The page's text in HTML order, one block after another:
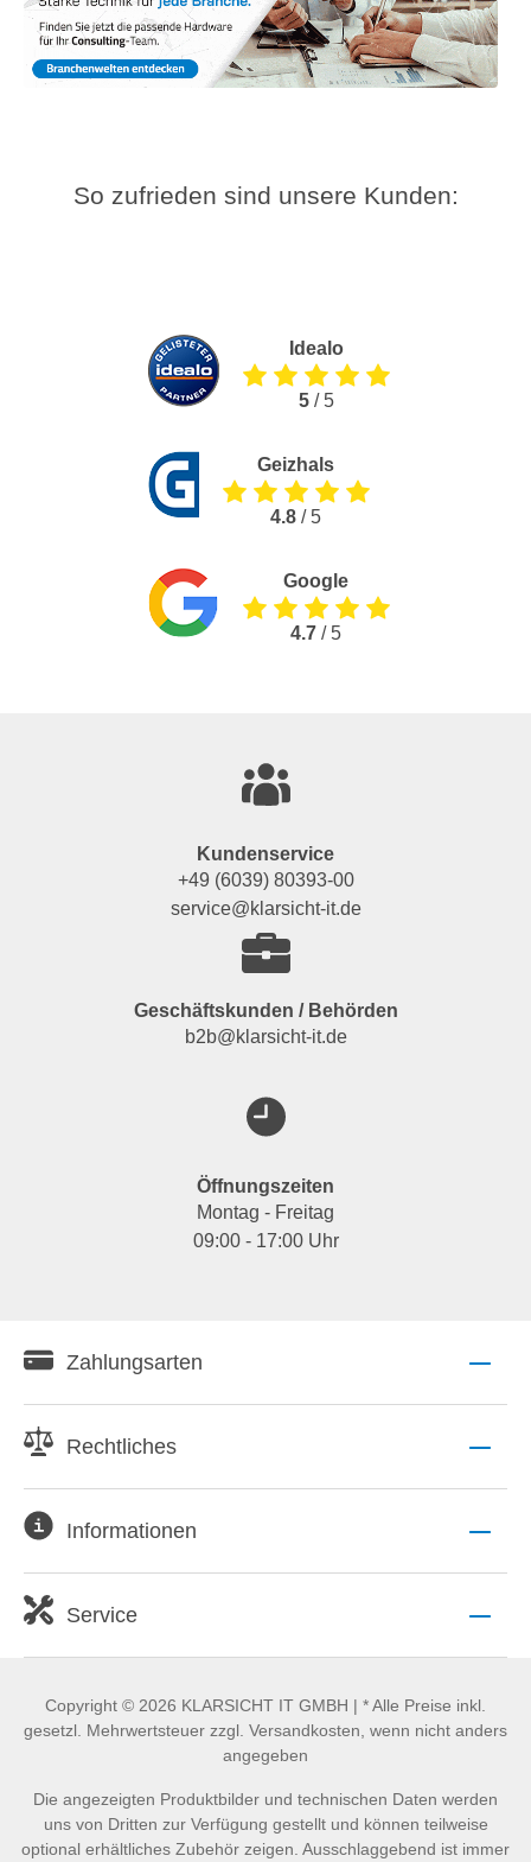
So zufrieden sind unsere Kunden:
Idealo
5/ 5
Geizhals
4.8 / 5
Google
4.7 / 5
Kundenservice
+49 (6039) 80393-00
service@klarsicht-it.de
Geschäftskunden / Behörden
b2b@klarsicht-it.de
Öffnungszeiten
Montag - Freitag
09:00 - 17:00 Uhr
Zahlungsarten
Rechtliches
Informationen
Service
Copyright © 2026 KLARSICHT IT GMBH | * Alle Preise inkl.
gesetzl. Mehrwertsteuer zzgl. Versandkosten, wenn nicht anders
angegeben
Die angezeigten Produktbilder und technischen Daten werden
uns von Dritten zur Verfügung gestellt und können teilweise
optional erhältliches Zubehör zeigen. Ausschlaggebend ist immer